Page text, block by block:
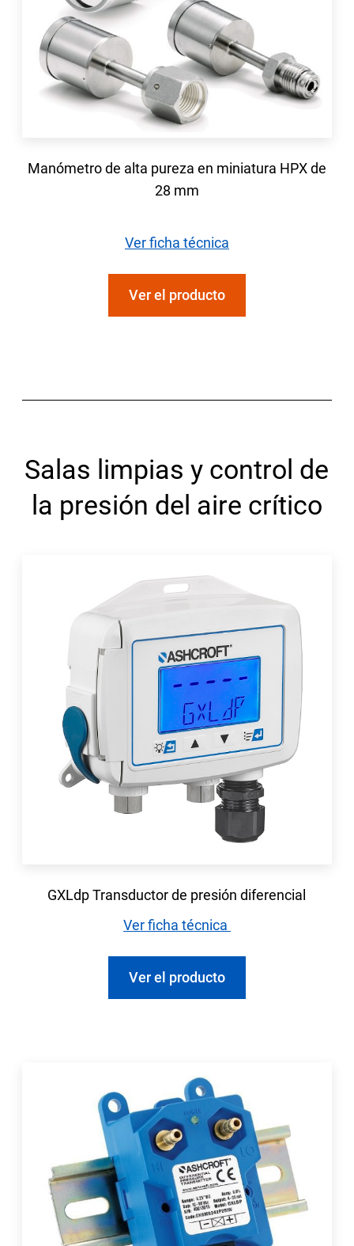
Manómetro de alta pureza en miniatura HPX de
28 mm
Ver ficha técnica
Ver el producto
Salas limpias y control de
la presión del aire crítico
GXLdp Transductor de presión diferencial
Ver ficha técnica
Ver el producto